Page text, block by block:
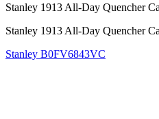
Stanley 1913 All-Day Quencher
Stanley 1913 All-Day Quencher
Stanley B0FV6843VC